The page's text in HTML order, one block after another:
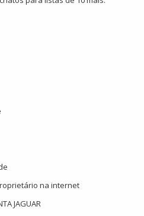
na internet
JAGUAR